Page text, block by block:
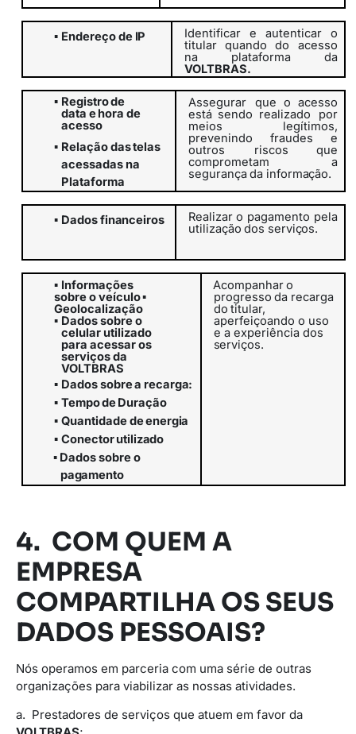
▪ Endereçode IP Identificar e autenticar
o
titular quando do
acesso
na plataforma da
VOLTBRAS.
▪ Registrode
data ehora de
acesso
▪ Relaçãodastelas
acessadas na
Plataforma
Assegurar
que o acesso
está sendo realizado
por
meios legítimos,
prevenindo fraudes e
outros
riscos que
comprometam
a
segurança da informação.
▪ Dadosfinanceiros Realizar o pagamento pela
utilização dos serviços.
▪ Informações
sobre o veículo▪
Geolocalização
▪ Dados sobre o
celular utilizado
para acessar os
serviços da
VOLTBRAS
▪ Dadossobrea recarga:
▪ TempodeDuração
▪ Quantidadedeenergia
▪ Conectorutilizado
▪ Dadossobreo
pagamento
Acompanhar o
progresso da recarga
do titular,
aperfeiçoando o uso
e a experiência dos
serviços.
4. COM QUEM A
EMPRESA
COMPARTILHA OS SEUS
DADOS PESSOAIS?
Nós operamos em parceria com uma série de outras
organizações para viabilizar as nossas atividades.
a. Prestadores de serviços que atuem em favor da